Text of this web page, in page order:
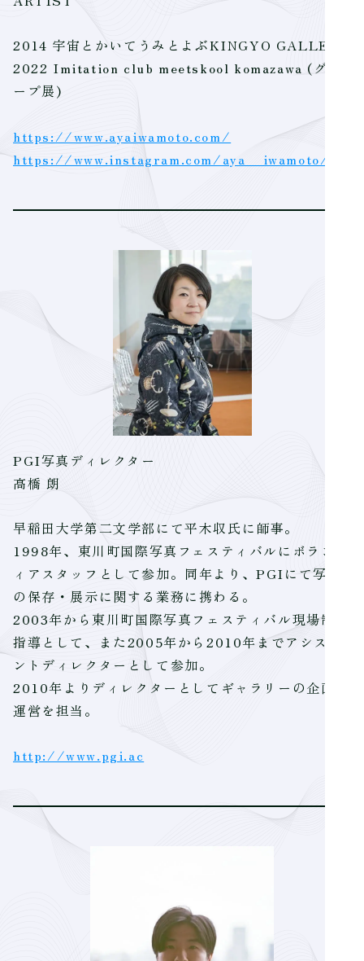
2014 宇宙とかいてうみとよぶKINGYO GALLERY
2022 Imitation club meetskool komazawa (グル
ープ展)
https://www.ayaiwamoto.com/
https://www.instagram.com/aya__iwamoto/
PGI写真ディレクター
高橋 朗
早稲田大学第二文学部にて平木収氏に師事。
1998年、東川町国際写真フェスティバルにボランテ
ィアスタッフとして参加。同年より、PGIにて写真
の保存・展示に関する業務に携わる。
2003年から東川町国際写真フェスティバル現場制作
指導として、また2005年から2010年までアシスタ
ントディレクターとして参加。
2010年よりディレクターとしてギャラリーの企画、
運営を担当。
http://www.pgi.ac